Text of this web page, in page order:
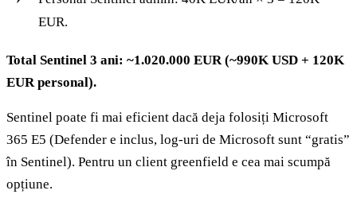
EUR.
Total Sentinel 3 ani: ~1.020.000 EUR (~990K USD + 120K
EUR personal).
Sentinel poate fi mai eficient dacă deja folosiți Microsoft
365 E5 (Defender e inclus, log-uri de Microsoft sunt “gratis”
în Sentinel). Pentru un client greenfield e cea mai scumpă
opțiune.